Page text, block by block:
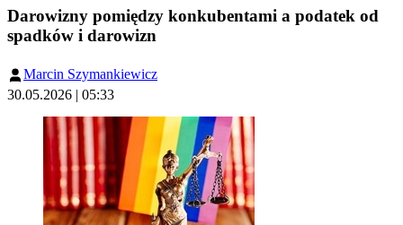
Darowizny pomiędzy konkubentami a podatek od
spadków i darowizn
Marcin Szymankiewicz
30.05.2026 | 05:33